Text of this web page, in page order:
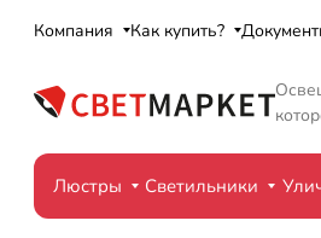
Компания Как купить?
Люстры Светильники